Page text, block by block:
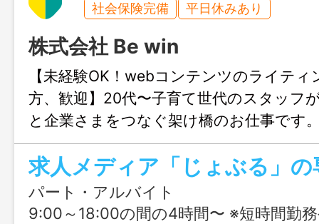
社会保険完備
平日休みあり
株式会社 Be win
【未経験OK！webコンテンツのライテ
方、歓迎】20代〜子育て世代のスタッフ
と企業さまをつなぐ架け橋のお仕事です
パート・アルバイト
9:00～18:00の間の4時間〜 ※短時間勤務や、10:00〜など